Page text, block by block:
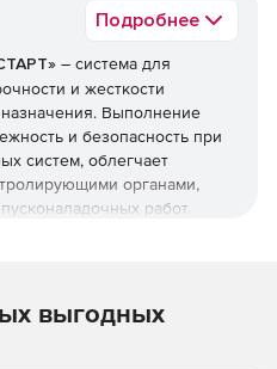
Подробнее
– система для
и жесткости
Выполнение
и безопасность при
систем, облегчает
органами,
работ.
выгодных